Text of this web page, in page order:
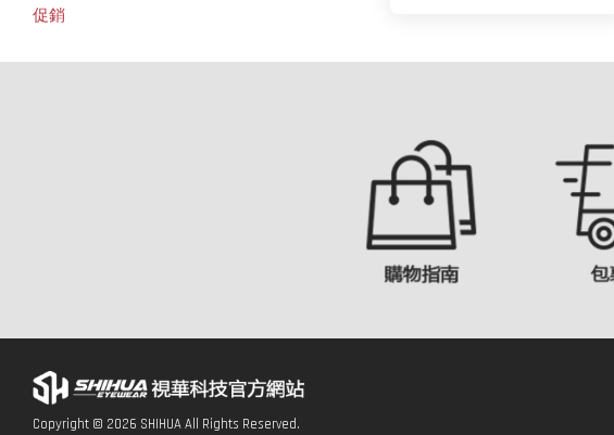
促銷
Copyright © 2026 SHIHUA All Rights Reserved.